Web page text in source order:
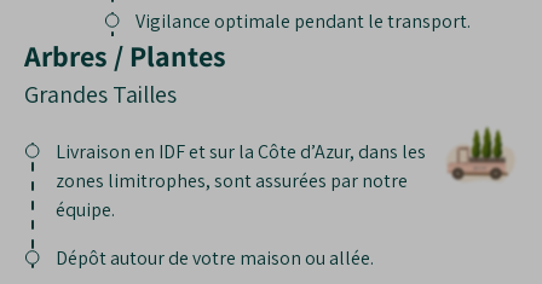
Vigilance optimale pendant le transport.
Arbres / Plantes
Grandes Tailles
Livraison en IDF et sur la Côte d’Azur, dans les
zones limitrophes, sont assurées par notre
équipe.
Dépôt autour de votre maison ou allée.